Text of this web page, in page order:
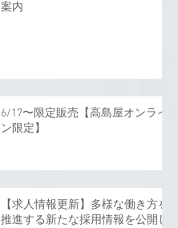
案内
6/17〜限定販売【高島屋オンライ
ン限定】
【求人情報更新】多様な働き方を
推進する新たな採用情報を公開し